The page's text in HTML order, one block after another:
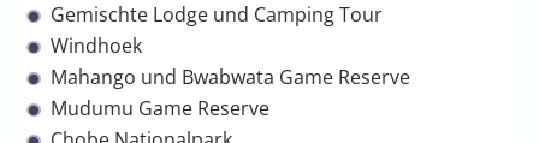
Gemischte Lodge und Camping Tour
Windhoek
Mahango und Bwabwata Game Reserve
Mudumu Game Reserve